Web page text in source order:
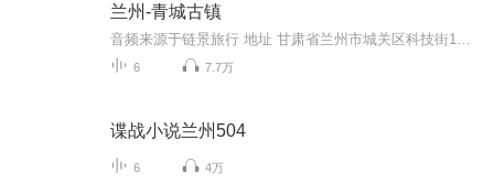
兰州-青城古镇
6 7.7万
谍战小说兰州504
6 4万